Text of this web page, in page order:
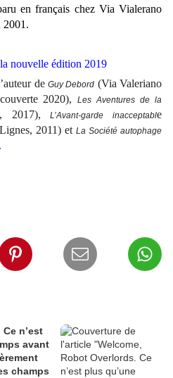
en français chez Via Vialerano
2001.
nouvelle édition 2019
deGuy Debord (Via Valeriano
2020),Les Aventures de la
2017),L’Avant-garde inacceptable
2011) et La Société autophage
.
n’est
avant
champs